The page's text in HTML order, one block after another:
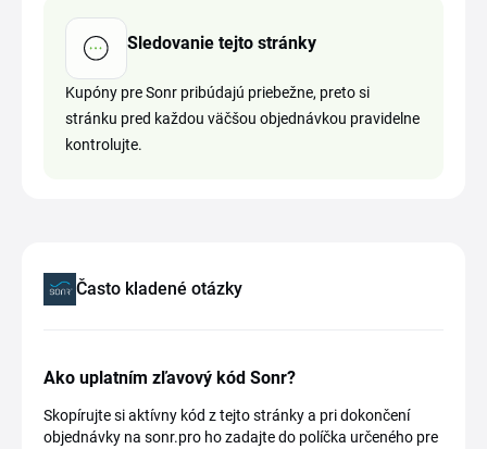
Sledovanie tejto stránky
Kupóny pre Sonr pribúdajú priebežne, preto si
stránku pred každou väčšou objednávkou pravidelne
kontrolujte.
Často kladené otázky
Ako uplatním zľavový kód Sonr?
Skopírujte si aktívny kód z tejto stránky a pri dokončení
objednávky na sonr.pro ho zadajte do políčka určeného pre